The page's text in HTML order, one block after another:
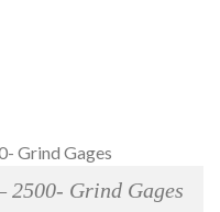
2500- Grind Gages